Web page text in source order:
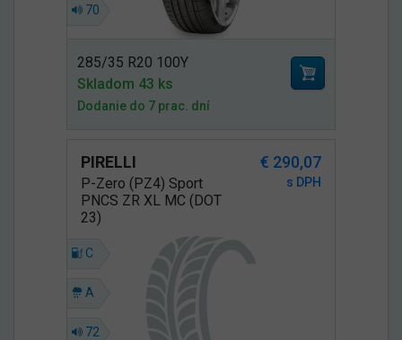
70
285/35 R20 100Y
Skladom 43 ks
Dodanie do 7 prac. dní
PIRELLI € 290,07
P-Zero (PZ4) Sport
PNCS ZR XL MC (DOT
23)
s DPH
C
A
72